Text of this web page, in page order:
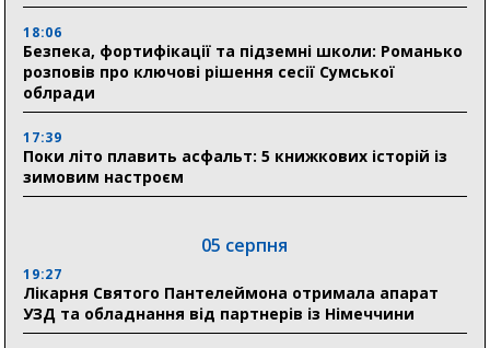
18:06
Безпека, фортифікації та підземні школи: Романько
розповів про ключові рішення сесії Сумської
облради
17:39
Поки літо плавить асфальт: 5 книжкових історій із
зимовим настроєм
05 серпня
19:27
Лікарня Святого Пантелеймона отримала апарат
УЗД та обладнання від партнерів із Німеччини